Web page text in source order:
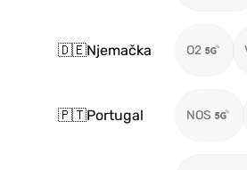
🇩🇪Njemačka O2
🇵🇹Portugal NOS